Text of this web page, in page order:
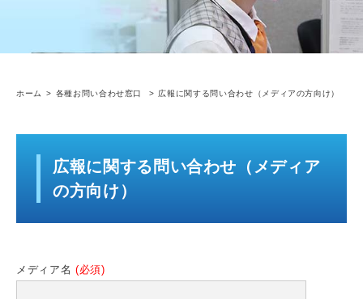
ホーム 各種お問い合わせ窓口 広報に関する問い合わせ（メディアの方向け）
広報に関する問い合わせ（メディア
の方向け）
メディア名 (必須)